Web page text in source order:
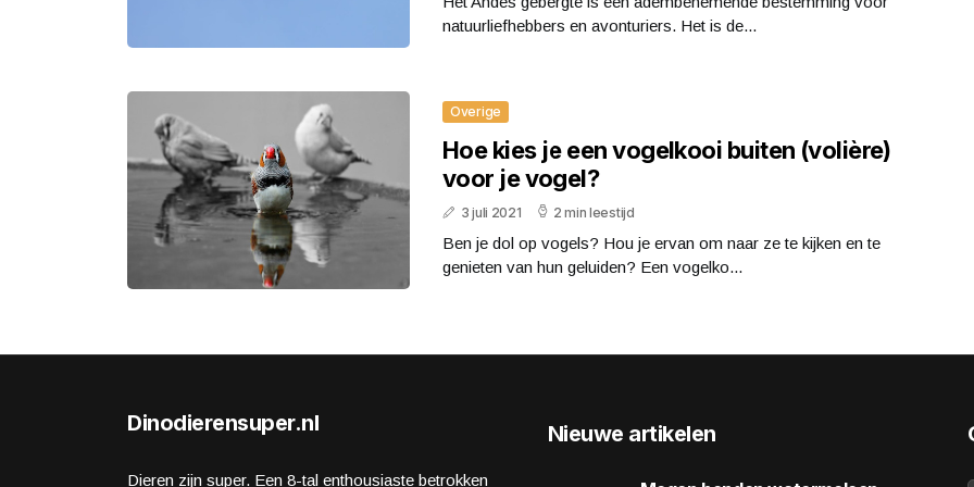
natuurliefhebbers en avonturiers. Het is de...
Overige
Hoe kies je een vogelkooi buiten (volière)
voor je vogel?
3 juli 2021 2 min leestijd
Ben je dol op vogels? Hou je ervan om naar ze te kijken en te
genieten van hun geluiden? Een vogelko...
Dinodierensuper.nl
Dieren zijn super. Een 8-tal enthousiaste betrokken
Nieuwe artikelen